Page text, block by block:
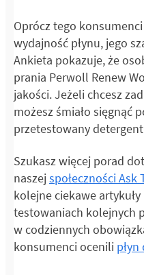
Oprócz tego
wydajność płynu, jego
Ankieta pokazuje, że
prania Perwoll Renew
jakości. Jeżeli chcesz
możesz śmiało sięgnąć
przetestowany
Szukasz więcej porad
naszej społeczności Ask
kolejne ciekawe
testowaniach kolejnych
w codziennych
konsumenci ocenili